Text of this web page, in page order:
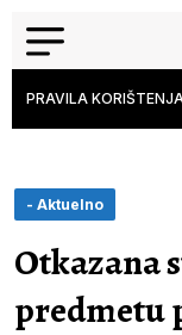
PRAVILA
- Aktuelno
Otkazana
predmetu